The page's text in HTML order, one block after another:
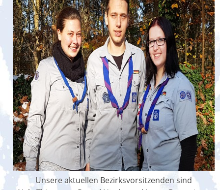
Unsere aktuellen Bezirksvorsitzenden sind